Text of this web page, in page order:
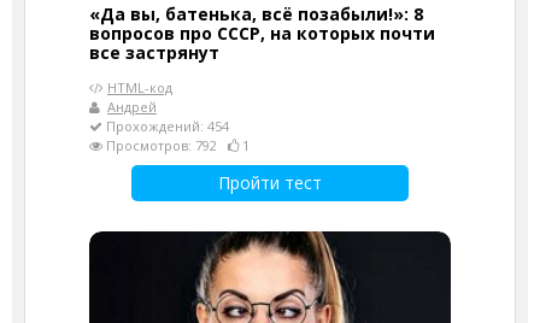
«Да вы, батенька, всё позабыли!»: 8
вопросов про СССР, на которых почти
все застрянут
HTML-код
Андрей
Прохождений: 454
Просмотров: 792
1
Пройти тест